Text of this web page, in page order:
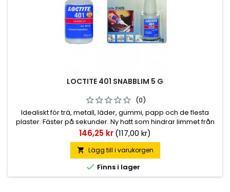
LOCTITE 401 SNABBLIM 5 G
(0)
Idealiskt för trä, metall, läder, gummi, papp och de flesta
plaster. Fäster på sekunder. Ny hatt som hindrar limmet från
att torka i pipen. Utrustad med extra lång precisionspip för
bästa möjliga resultat.
Pris
146,25 kr(117,00 kr)
 Lägg till i varukorgen
 Finns i lager